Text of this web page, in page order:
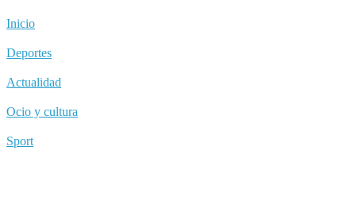
Inicio
Deportes
Actualidad
Ocio y cultura
Sport